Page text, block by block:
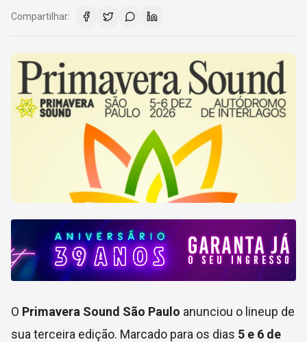
Compartilhar:
O Primavera Sound São Paulo anunciou o lineup de
sua terceira edição. Marcado para os dias 5 e 6 de